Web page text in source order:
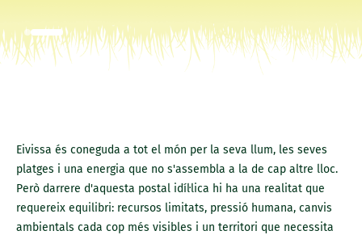
Eivissa és coneguda a tot el món per la seva llum, les seves
platges i una energia que no s'assembla a la de cap altre lloc.
Però darrere d'aquesta postal idíl·lica hi ha una realitat que
requereix equilibri: recursos limitats, pressió humana, canvis
ambientals cada cop més visibles i un territori que necessita